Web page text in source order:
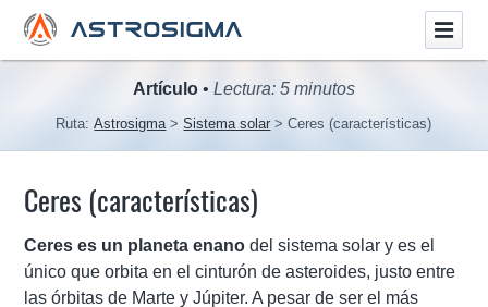
Artículo • Lectura: 5 minutos
Ruta:Astrosigma Sistema solar Ceres (características)
Ceres (características)
Ceres es un planeta enano del sistema solar y es el
único que orbita en el cinturón de asteroides, justo entre
las órbitas de Marte y Júpiter. A pesar de ser el más